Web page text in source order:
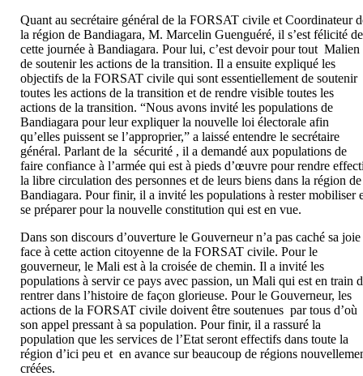
Quant au secrétaire général de la FORSAT civile et Coordinateur
la région de Bandiagara, M. Marcelin Guenguéré, il s’est félicité de
cette journée à Bandiagara. Pour lui, c’est devoir pour tout Malien
de soutenir les actions de la transition. Il a ensuite expliqué les
objectifs de la FORSAT civile qui sont essentiellement de soutenir
toutes les actions de la transition et de rendre visible toutes les
actions de la transition. “Nous avons invité les populations de
Bandiagara pour leur expliquer la nouvelle loi électorale afin
qu’elles puissent se l’approprier,” a laissé entendre le secrétaire
général. Parlant de la sécurité , il a demandé aux populations de
faire confiance à l’armée qui est à pieds d’œuvre pour rendre
la libre circulation des personnes et de leurs biens dans la région de
Bandiagara. Pour finir, il a invité les populations à rester mobiliser
se préparer pour la nouvelle constitution qui est en vue.
Dans son discours d’ouverture le Gouverneur n’a pas caché sa joie
face à cette action citoyenne de la FORSAT civile. Pour le
gouverneur, le Mali est à la croisée de chemin. Il a invité les
populations à servir ce pays avec passion, un Mali qui est en train
rentrer dans l’histoire de façon glorieuse. Pour le Gouverneur, les
actions de la FORSAT civile doivent être soutenues par tous d’où
son appel pressant à sa population. Pour finir, il a rassuré la
population que les services de l’Etat seront effectifs dans toute la
région d’ici peu et en avance sur beaucoup de régions
créées.